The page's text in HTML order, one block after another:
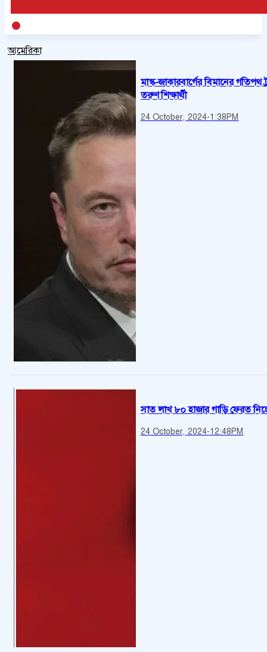
আমেরিকা
মাস্ক-জাকারবার্গের বিমানের
তরুণ শিক্ষার্থী
24 October, 2024-1:38PM
সাত লাখ ৮০ হাজার গাড়ি ফেরত
24 October, 2024-12:48PM